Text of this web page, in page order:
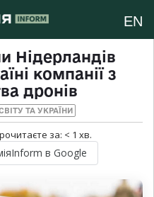
EN
Нідерландів
компанії з
дронів
ТА УКРАЇНИ
за: < 1 хв.
в Google